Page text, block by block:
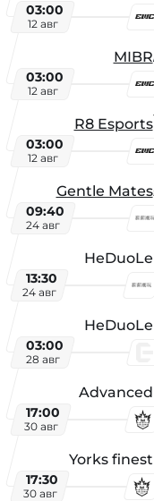
03:00
12 авг
MIBR
03:00
12 авг
R8 Esports
03:00
12 авг
Gentle Mates
09:40
24 авг
HeDuoLe
13:30
24 авг
HeDuoLe
03:00
28 авг
Advanced
17:00
30 авг
Yorks finest
17:30
30 авг